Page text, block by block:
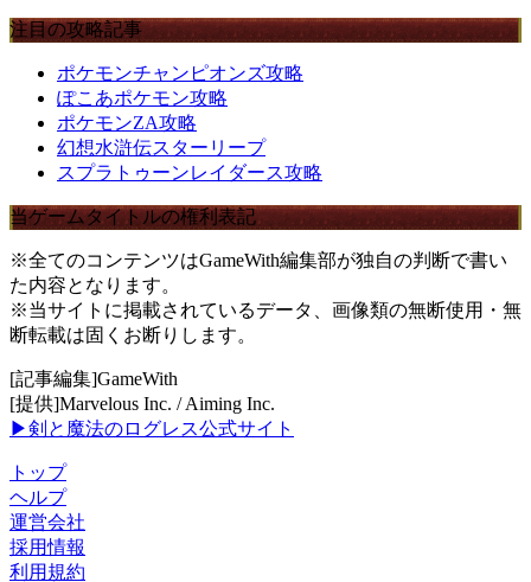
注目の攻略記事
ポケモンチャンピオンズ攻略
ぽこあポケモン攻略
ポケモンZA攻略
幻想水滸伝スターリープ
スプラトゥーンレイダース攻略
当ゲームタイトルの権利表記
※全てのコンテンツはGameWith編集部が独自の判断で書い
た内容となります。
※当サイトに掲載されているデータ、画像類の無断使用・無
断転載は固くお断りします。
[記事編集]GameWith
[提供]Marvelous Inc. / Aiming Inc.
▶剣と魔法のログレス公式サイト
トップ
ヘルプ
運営会社
採用情報
利用規約